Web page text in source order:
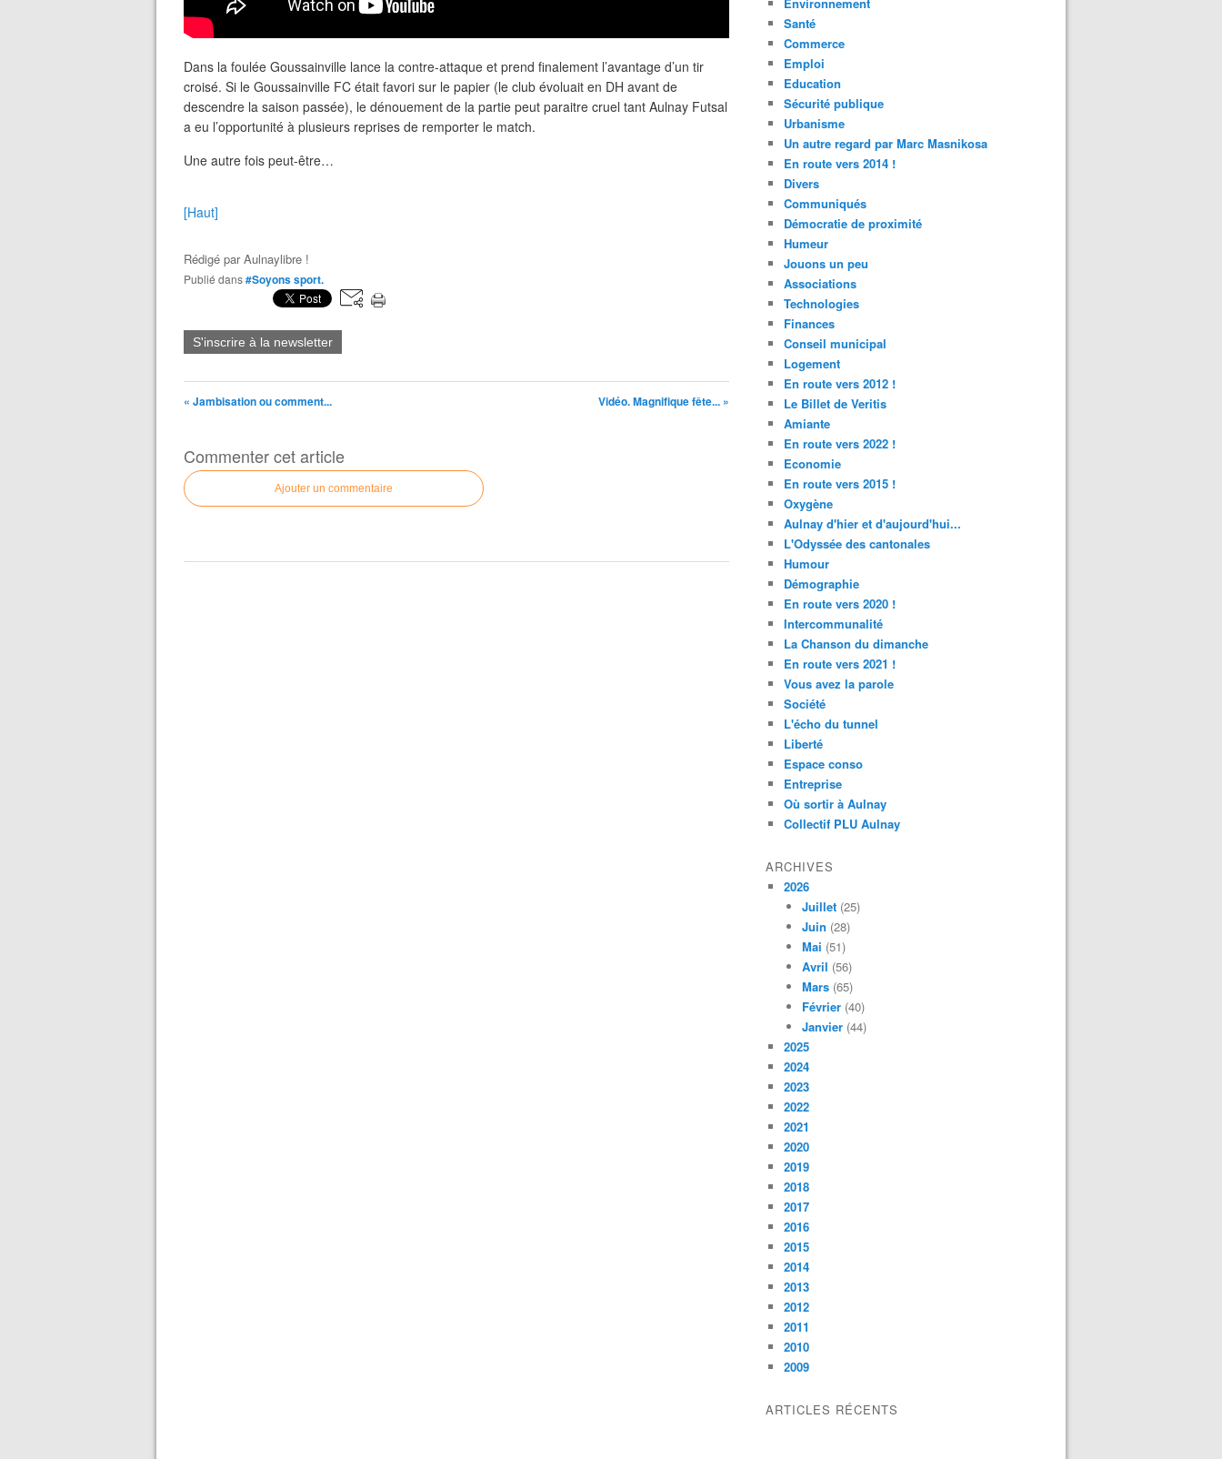
Dans la foulée Goussainville lance la contre-attaque et prend finalement l’avantage d’un tir
croisé. Si le Goussainville FC était favori sur le papier (le club évoluait en DH avant de
descendre la saison passée), le dénouement de la partie peut paraitre cruel tant Aulnay Futsal
a eu l’opportunité à plusieurs reprises de remporter le match.
Une autre fois peut-être…
[Haut]
Rédigé parAulnaylibre !
Publié dans#Soyons sport.
S'inscrire à la newsletter
« Jambisation ou comment... Vidéo. Magnifique fête... »
Commenter cet article
Ajouter un commentaire
Santé
Commerce
Emploi
Education
Sécurité publique
Urbanisme
Un autre regard par Marc Masnikosa
En route vers 2014 !
Divers
Communiqués
Démocratie de proximité
Humeur
Jouons un peu
Associations
Technologies
Finances
Conseil municipal
Logement
En route vers 2012 !
Le Billet de Veritis
Amiante
En route vers 2022 !
Economie
En route vers 2015 !
Oxygène
Aulnay d'hier et d'aujourd'hui...
L'Odyssée des cantonales
Humour
Démographie
En route vers 2020 !
Intercommunalité
La Chanson du dimanche
En route vers 2021 !
Vous avez la parole
Société
L'écho du tunnel
Liberté
Espace conso
Entreprise
Où sortir à Aulnay
Collectif PLU Aulnay
ARCHIVES
2026
Juillet (25)
Juin (28)
Mai (51)
Avril (56)
Mars (65)
Février (40)
Janvier (44)
2025
2024
2023
2022
2021
2020
2019
2018
2017
2016
2015
2014
2013
2012
2011
2010
2009
ARTICLES RÉCENTS